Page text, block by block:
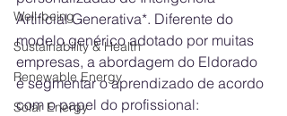
Well-being
Sustainability & Health
Renewable Energy
Solar Energy
Artificial Generativa*. Diferente do
modelo genérico adotado por muitas
empresas, a abordagem do Eldorado
é segmentar o aprendizado de acordo
com o papel do profissional: